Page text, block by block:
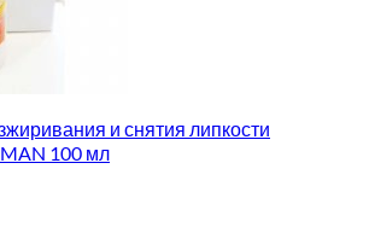
и снятия липкости
100 мл